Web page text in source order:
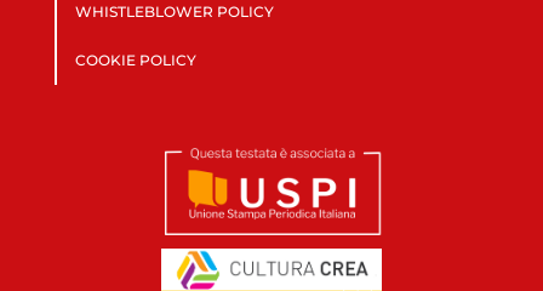
WHISTLEBLOWER POLICY
COOKIE POLICY